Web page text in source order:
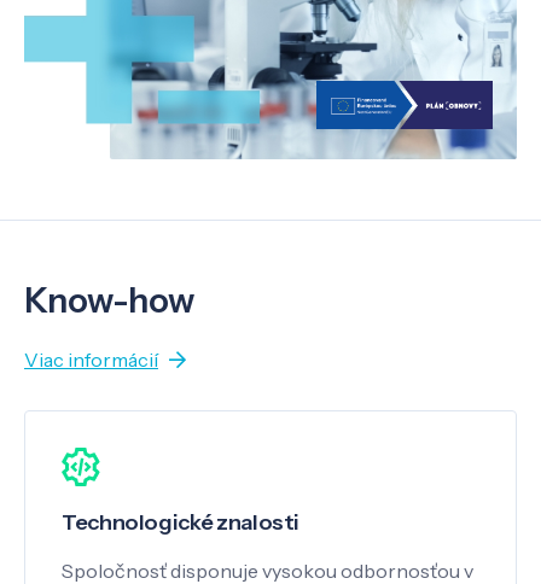
Know-how
Viac informácií
Technologické znalosti
Spoločnosť disponuje vysokou odbornosťou v